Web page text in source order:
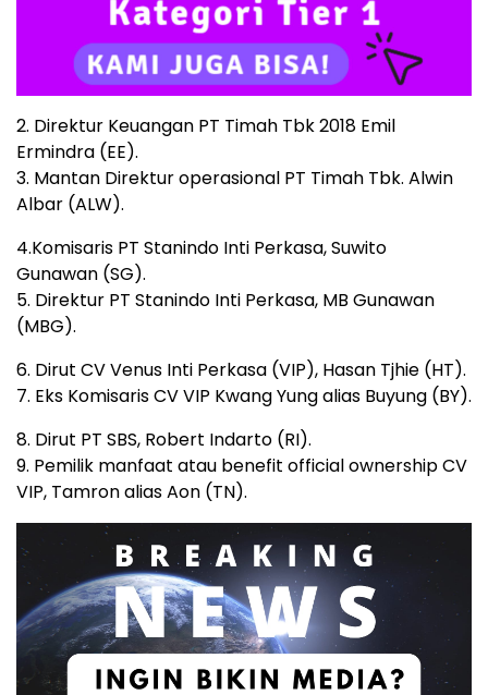
2. Direktur Keuangan PT Timah Tbk 2018 Emil
Ermindra (EE).
3. Mantan Direktur operasional PT Timah Tbk. Alwin
Albar (ALW).
4.Komisaris PT Stanindo Inti Perkasa, Suwito
Gunawan (SG).
5. Direktur PT Stanindo Inti Perkasa, MB Gunawan
(MBG).
6. Dirut CV Venus Inti Perkasa (VIP), Hasan Tjhie (HT).
7. Eks Komisaris CV VIP Kwang Yung alias Buyung (BY).
8. Dirut PT SBS, Robert Indarto (RI).
9. Pemilik manfaat atau benefit official ownership CV
VIP, Tamron alias Aon (TN).